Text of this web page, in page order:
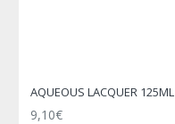
AQUEOUS LACQUER 125ML
9,10€